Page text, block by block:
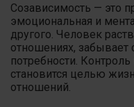
Созависимость — это
эмоциональная и
другого. Человек
отношениях,
потребности.
становится целью
отношений.